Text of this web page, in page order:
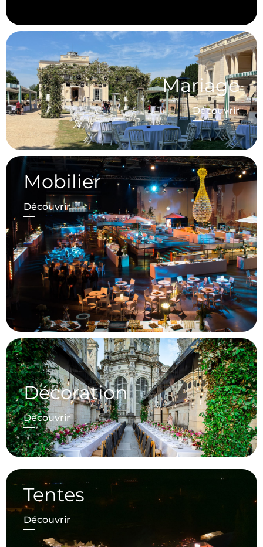
Mariage
Découvrir
Décoration
Découvrir
Mobilier
Découvrir
Tentes
Découvrir